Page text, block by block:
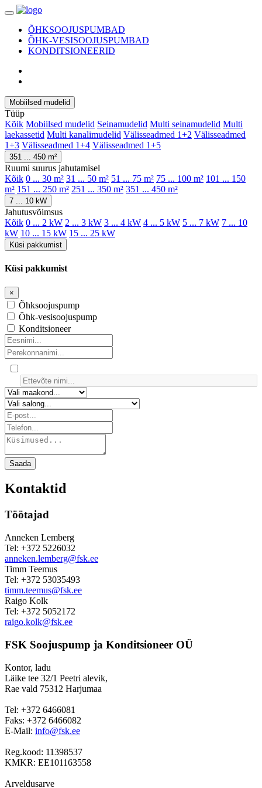
ÕHKSOOJUSPUMBAD
ÕHK-VESISOOJUSPUMBAD
KONDITSIONEERID
Mobiilsed mudelid
Tüüp
Kõik Mobiilsed mudelid Seinamudelid Multi seinamudelid Multi
laekassetid Multi kanalimudelid Välisseadmed 1+2 Välisseadmed
1+3 Välisseadmed 1+4 Välisseadmed 1+5
351 ... 450 m²
Ruumi suurus jahutamisel
Kõik 0 ... 30 m² 31 ... 50 m² 51 ... 75 m² 75 ... 100 m² 101 ... 150
m² 151 ... 250 m² 251 ... 350 m² 351 ... 450 m²
7 ... 10 kW
Jahutusvõimsus
Kõik 0 ... 2 kW 2 ... 3 kW 3 ... 4 kW 4 ... 5 kW 5 ... 7 kW 7 ... 10
kW 10 ... 15 kW 15 ... 25 kW
Küsi pakkumist
Küsi pakkumist
×
Õhksoojuspump
Õhk-vesisoojuspump
Konditsioneer
Saada
Kontaktid
Töötajad
Anneken Lemberg
Tel: +372 5226032
anneken.lemberg@fsk.ee
Timm Teemus
Tel: +372 53035493
timm.teemus@fsk.ee
Raigo Kolk
Tel: +372 5052172
raigo.kolk@fsk.ee
FSK Soojuspump ja Konditsioneer OÜ
Kontor, ladu
Läike tee 32/1 Peetri alevik,
Rae vald 75312 Harjumaa
Tel: +372 6466081
Faks: +372 6466082
E-Mail: info@fsk.ee
Reg.kood: 11398537
KMKR: EE101163558
Arveldusarve